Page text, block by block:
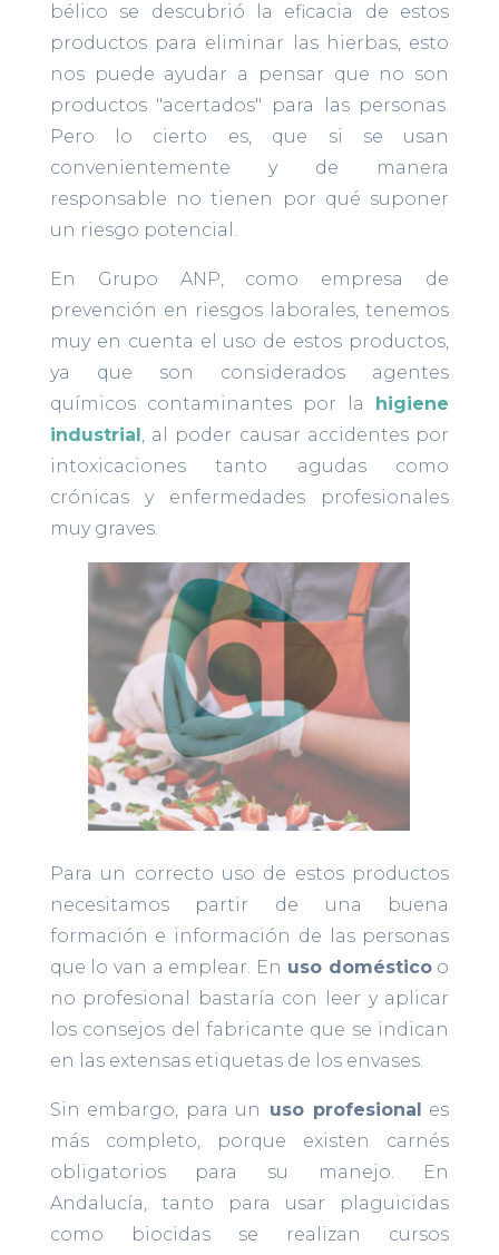
bélico se descubrió la eficacia de estos
productos para eliminar las hierbas, esto
nos puede ayudar a pensar que no son
productos "acertados" para las personas.
Pero lo cierto es, que si se usan
convenientemente y de manera
responsable no tienen por qué suponer
un riesgo potencial.
En Grupo ANP, como empresa de
prevención en riesgos laborales, tenemos
muy en cuenta el uso de estos productos,
ya que son considerados agentes
químicos contaminantes por la higiene
industrial, al poder causar accidentes por
intoxicaciones tanto agudas como
crónicas y enfermedades profesionales
muy graves.
Para un correcto uso de estos productos
necesitamos partir de una buena
formación e información de las personas
que lo van a emplear. En uso domésticoo
no profesional bastaría con leer y aplicar
los consejos del fabricante que se indican
en las extensas etiquetas de los envases.
Sin embargo, para un uso profesional es
más completo, porque existen carnés
obligatorios para su manejo. En
Andalucía, tanto para usar plaguicidas
como biocidas se realizan cursos